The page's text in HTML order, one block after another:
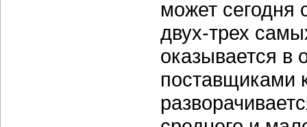
может сегодня
двух-трех
оказывается в
поставщиками